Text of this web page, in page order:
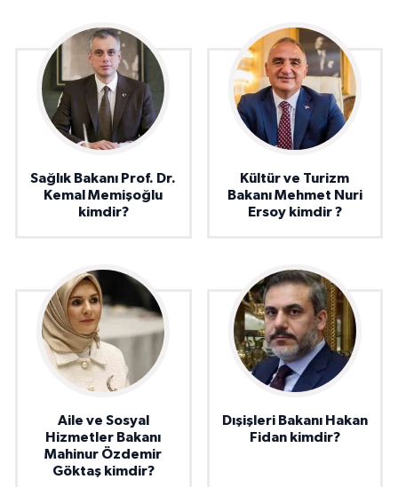
Sağlık Bakanı Prof. Dr.
Kemal Memişoğlu
kimdir?
Kültür ve Turizm
Bakanı Mehmet Nuri
Ersoy kimdir ?
Aile ve Sosyal
Hizmetler Bakanı
Mahinur Özdemir
Göktaş kimdir?
Dışişleri Bakanı Hakan
Fidan kimdir?